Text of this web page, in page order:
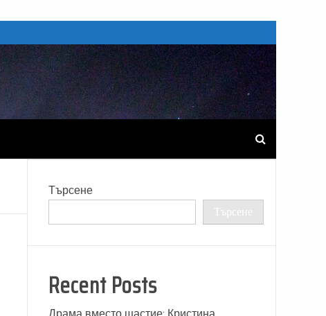
Търсене
Търсене
Recent Posts
Драма вместо щастие: Кристина